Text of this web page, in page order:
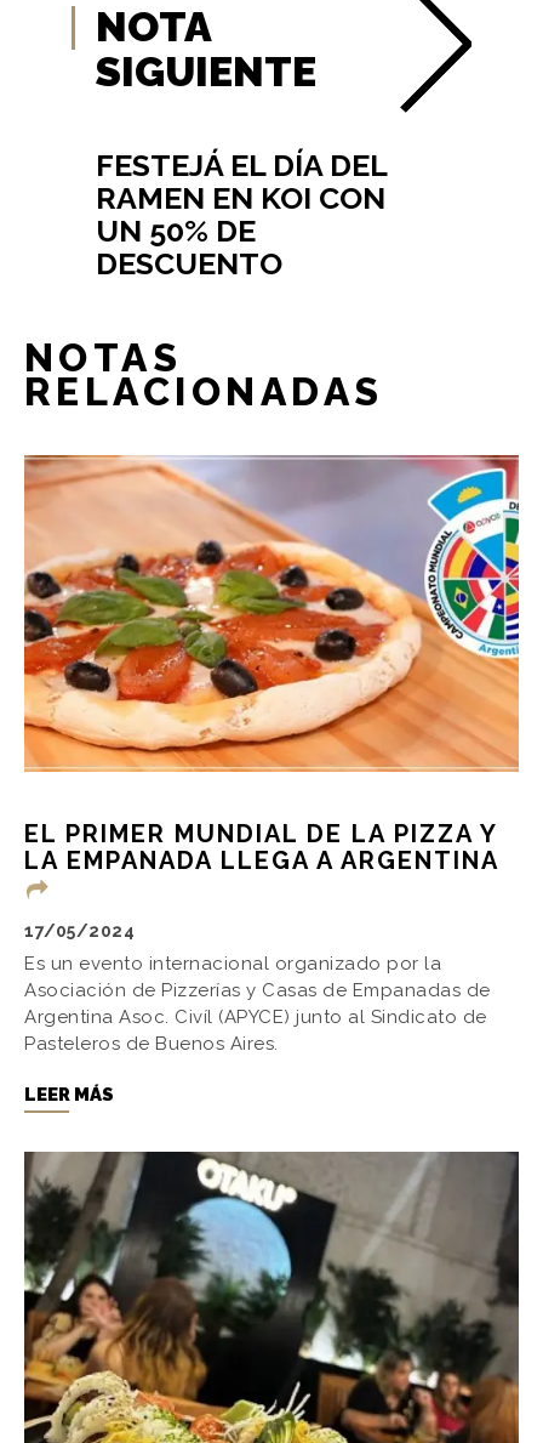
NOTA
SIGUIENTE
FESTEJÁ EL DÍA DEL
RAMEN EN KOI CON
UN 50% DE
DESCUENTO
NOTAS
RELACIONADAS
EL PRIMER MUNDIAL DE LA PIZZA Y
LA EMPANADA LLEGA A ARGENTINA
17/05/2024
Es un evento internacional organizado por la
Asociación de Pizzerías y Casas de Empanadas de
Argentina Asoc. Civíl (APYCE) junto al Sindicato de
Pasteleros de Buenos Aires.
LEER MÁS